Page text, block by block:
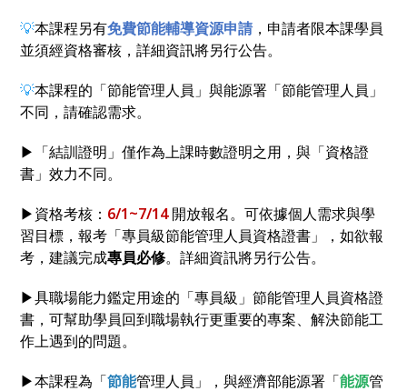
💡本課程另有免費節能輔導資源申請，申請者限本課學員
並須經資格審核，詳細資訊將另行公告。
💡本課程的「節能管理人員」與能源署「節能管理人員」
不同，請確認需求。
▶「結訓證明」僅作為上課時數證明之用，與「資格證
書」效力不同。
▶資格考核： 6/1~7/14開放報名。可依據個人需求與學
習目標，報考「專員級節能管理人員資格證書」，如欲報
考，建議完成專員必修。詳細資訊將另行公告。
▶具職場能力鑑定用途的「專員級」節能管理人員資格證
書，可幫助學員回到職場執行更重要的專案、解決節能工
作上遇到的問題。
▶本課程為「節能管理人員」，與經濟部能源署「能源管